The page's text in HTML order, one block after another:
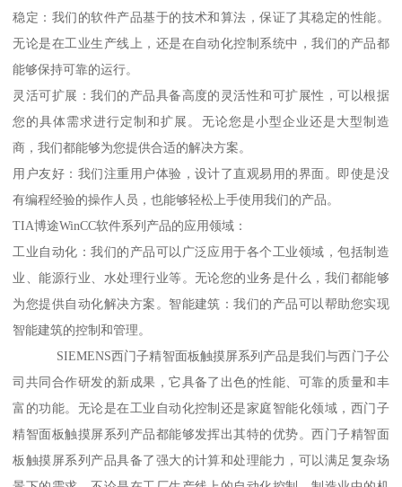
稳定：我们的软件产品基于的技术和算法，保证了其稳定的性能。
无论是在工业生产线上，还是在自动化控制系统中，我们的产品都
能够保持可靠的运行。
灵活可扩展：我们的产品具备高度的灵活性和可扩展性，可以根据
您的具体需求进行定制和扩展。无论您是小型企业还是大型制造
商，我们都能够为您提供合适的解决方案。
用户友好：我们注重用户体验，设计了直观易用的界面。即使是没
有编程经验的操作人员，也能够轻松上手使用我们的产品。
TIA博途WinCC软件系列产品的应用领域：
工业自动化：我们的产品可以广泛应用于各个工业领域，包括制造
业、能源行业、水处理行业等。无论您的业务是什么，我们都能够
为您提供自动化解决方案。智能建筑：我们的产品可以帮助您实现
智能建筑的控制和管理。
SIEMENS西门子精智面板触摸屏系列产品是我们与西门子公
司共同合作研发的新成果，它具备了出色的性能、可靠的质量和丰
富的功能。无论是在工业自动化控制还是家庭智能化领域，西门子
精智面板触摸屏系列产品都能够发挥出其特的优势。西门子精智面
板触摸屏系列产品具备了强大的计算和处理能力，可以满足复杂场